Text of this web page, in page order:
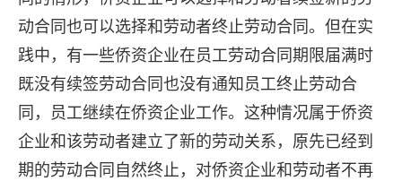
动合同也可以选择和劳动者终止劳动合同。但在实
践中，有一些侨资企业在员工劳动合同期限届满时
既没有续签劳动合同也没有通知员工终止劳动合
同，员工继续在侨资企业工作。这种情况属于侨资
企业和该劳动者建立了新的劳动关系，原先已经到
期的劳动合同自然终止，对侨资企业和劳动者不再